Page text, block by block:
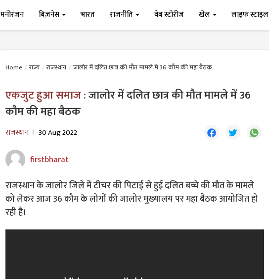
मनोरंजन बिज़नेस भारत राजनीति वेब स्टोरीज खेल लाइफ स्टाइल
Home राज्य राजस्थान जालोर में दलित छात्र की मौत मामले में 36 कौम की महा बैठक
एकजुट हुआ समाज :जालोर में दलित छात्र की मौत मामले में 36
कौम की महा बैठक
राजस्थान 30 Aug 2022
firstbharat
राजस्थान के जालोर जिले में टीचर की पिटाई से हुई दलित बच्चे की मौत के मामले
को लेकर आज 36 कौम के लोगों की जालोर मुख्यालय पर महा बैठक आयोजित हो
रही है।